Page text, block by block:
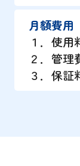
月額費用
１．使用
２．管理
３．保証